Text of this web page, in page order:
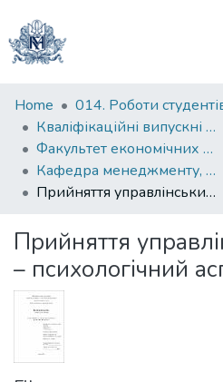
Communities
&
Collections
All of DSpace
Statistics
Home
014. Роботи
Кваліфікаційні випускні роботи здобувачів вищої освіти бакалаврських програм
Факультет економічних наук
Кафедра менеджменту, маркетингу та підприємництва
Прийняття управлінських рішень – психологічний аспект
Прийняття
– психологічний